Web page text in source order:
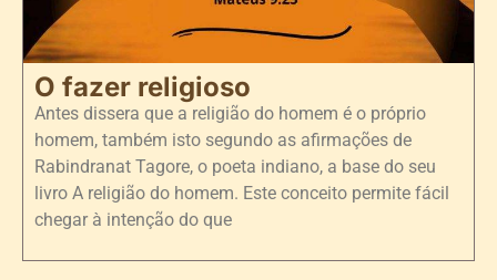
O fazer religioso
Antes dissera que a religião do homem é o próprio
homem, também isto segundo as afirmações de
Rabindranat Tagore, o poeta indiano, a base do seu
livro A religião do homem. Este conceito permite fácil
chegar à intenção do que